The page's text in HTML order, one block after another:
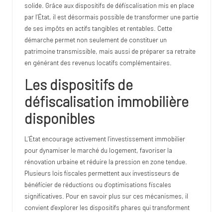
solide. Grâce aux dispositifs de défiscalisation mis en place
par l’État, il est désormais possible de transformer une partie
de ses impôts en actifs tangibles et rentables. Cette
démarche permet non seulement de constituer un
patrimoine transmissible, mais aussi de préparer sa retraite
en générant des revenus locatifs complémentaires.
Les dispositifs de
défiscalisation immobilière
disponibles
L’État encourage activement l’investissement immobilier
pour dynamiser le marché du logement, favoriser la
rénovation urbaine et réduire la pression en zone tendue.
Plusieurs lois fiscales permettent aux investisseurs de
bénéficier de réductions ou d’optimisations fiscales
significatives. Pour en savoir plus sur ces mécanismes, il
convient d’explorer les dispositifs phares qui transforment